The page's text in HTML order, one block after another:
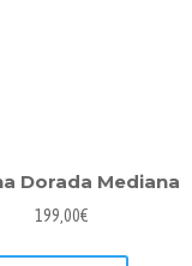
Dorada Mediana
199,00€